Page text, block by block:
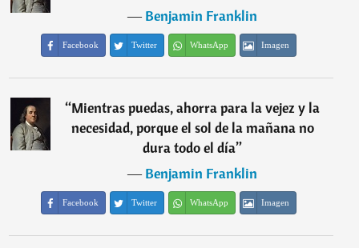
―Benjamin Franklin
Facebook Twitter WhatsApp Imagen
“Mientras puedas, ahorra para la vejez y la
necesidad, porque el sol de la mañana no
dura todo el día”
―Benjamin Franklin
Facebook Twitter WhatsApp Imagen